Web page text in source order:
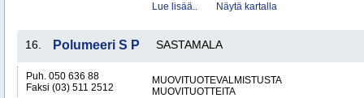
Lue lisää..
Näytä kartalla
16. Polumeeri S P SASTAMALA
Puh. 050 636 88
Faksi (03) 511 2512
MUOVITUOTEVALMISTUSTA
MUOVITUOTTEITA